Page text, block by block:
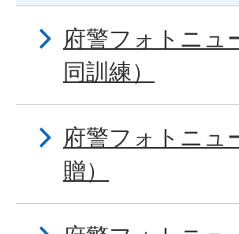
府警フォトニュ
同訓練）
府警フォトニュ
贈）